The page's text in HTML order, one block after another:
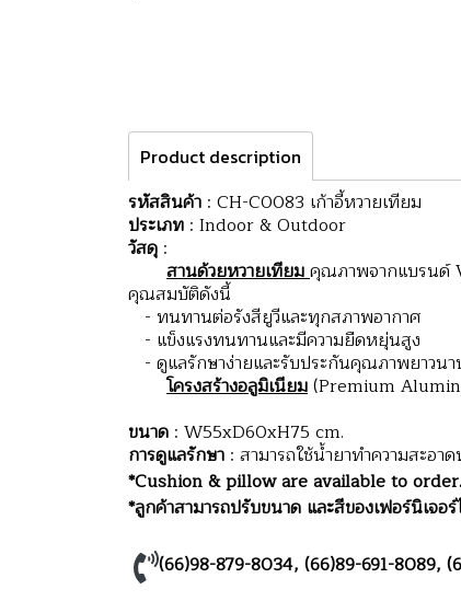
Product description
รหัสสินค้า : CH-C0083 เก้าอี้หวายเทียม
ประเภท : Indoor & Outdoor
วัสดุ :
สานด้วยหวายเทียมคุณภาพจากแบรนด์
คุณสมบัติดังนี้
- ทนทานต่อรังสียูวีและทุกสภาพอากาศ
- แข็งแรงทนทานและมีความยืดหยุ่นสูง
- ดูแลรักษาง่ายและรับประกันคุณภาพยาวนา
โครงสร้างอลูมิเนียม(Premium
ขนาด : W55xD60xH75 cm.
การดูแลรักษา : สามารถใช้น้ำยาทำความสะอา
*Cushion & pillow are available to order.
*ลูกค้าสามารถปรับขนาด และสีของเฟอร์นิเจ
(66)98-879-8034, (66)89-691-8089,